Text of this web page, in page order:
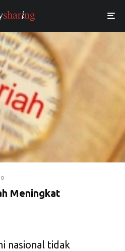
Meningkat
nasional tidak